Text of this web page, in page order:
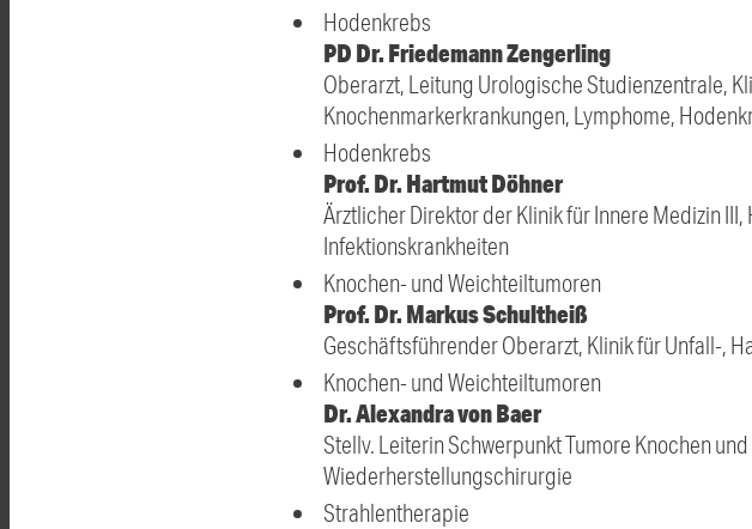
Hodenkrebs
PD Dr. Friedemann Zengerling
Oberarzt, Leitung Urologische Studienzentrale,
Knochenmarkerkrankungen, Lymphome,
Hodenkrebs
Prof. Dr. Hartmut Döhner
Ärztlicher Direktor der Klinik für Innere Medizin
Infektionskrankheiten
Knochen- und Weichteiltumoren
Prof. Dr. Markus Schultheiß
Geschäftsführender Oberarzt, Klinik für Unfall-,
Knochen- und Weichteiltumoren
Dr. Alexandra von Baer
Stellv. Leiterin Schwerpunkt Tumore Knochen
Wiederherstellungschirurgie
Strahlentherapie